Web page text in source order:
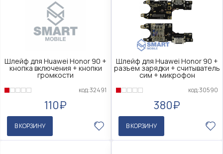
Шлейф для Huawei Honor 90 +
кнопка включения + кнопки
громкости
код:32491
110₽
В КОРЗИНУ
Шлейф для Huawei Honor 90 +
разъем зарядки + считыватель
сим + микрофон
код:30590
380₽
В КОРЗИНУ